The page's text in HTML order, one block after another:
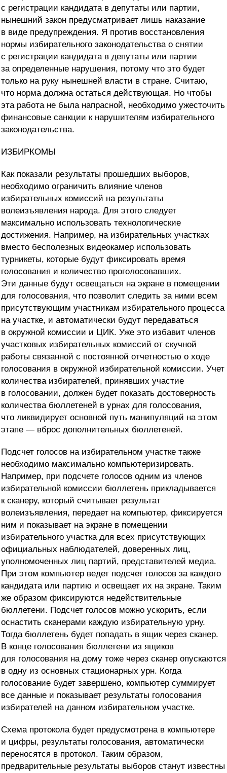
с регистрации кандидата в депутаты или партии,
нынешний закон предусматривает лишь наказание
в виде предупреждения. Я против восстановления
нормы избирательного законодательства о снятии
с регистрации кандидата в депутаты или партии
за определенные нарушения, потому что это будет
только на руку нынешней власти в стране. Считаю,
что норма должна остаться действующая. Но чтобы
эта работа не была напрасной, необходимо ужесточить
финансовые санкции к нарушителям избирательного
законодательства.
ИЗБИРКОМЫ
Как показали результаты прошедших выборов,
необходимо ограничить влияние членов
избирательных комиссий на результаты
волеизъявления народа. Для этого следует
максимально использовать технологические
достижения. Например, на избирательных участках
вместо бесполезных видеокамер использовать
турникеты, которые будут фиксировать время
голосования и количество проголосовавших.
Эти данные будут освещаться на экране в помещении
для голосования, что позволит следить за ними всем
присутствующим участникам избирательного процесса
на участке, и автоматически будут передаваться
в окружной комиссии и ЦИК. Уже это избавит членов
участковых избирательных комиссий от скучной
работы связанной с постоянной отчетностью о ходе
голосования в окружной избирательной комиссии. Учет
количества избирателей, принявших участие
в голосовании, должен будет показать достоверность
количества бюллетеней в урнах для голосования,
что ликвидирует основной путь манипуляций на этом
этапе — вброс дополнительных бюллетеней.
Подсчет голосов на избирательном участке также
необходимо максимально компьютеризировать.
Например, при подсчете голосов одним из членов
избирательной комиссии бюллетень прикладывается
к сканеру, который считывает результат
волеизъявления, передает на компьютер, фиксируется
ним и показывает на экране в помещении
избирательного участка для всех присутствующих
официальных наблюдателей, доверенных лиц,
уполномоченных лиц партий, представителей медиа.
При этом компьютер ведет подсчет голосов за каждого
кандидата или партию и освещает их на экране. Таким
же образом фиксируются недействительные
бюллетени. Подсчет голосов можно ускорить, если
оснастить сканерами каждую избирательную урну.
Тогда бюллетень будет попадать в ящик через сканер.
В конце голосования бюллетени из ящиков
для голосования на дому тоже через сканер опускаются
в одну из основных стационарных урн. Когда
голосование будет завершено, компьютер суммирует
все данные и показывает результаты голосования
избирателей на данном избирательном участке.
Схема протокола будет предусмотрена в компьютере
и цифры, результаты голосования, автоматически
переносятся в протокол. Таким образом,
предварительные результаты выборов станут известны